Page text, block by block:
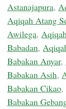
Astanajapura,
Aqiqah Atang
Awilega,
Babadan,
Babakan Anyar,
Babakan Asih,
Babakan Cikao,
Babakan